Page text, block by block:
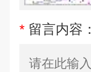
* 留言内容：